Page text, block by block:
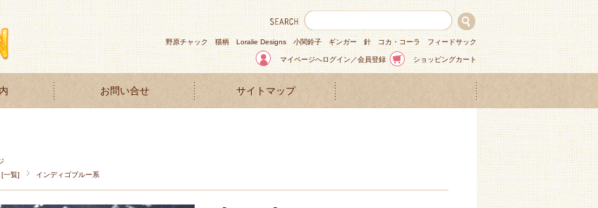
野原チャック 猫柄 Loralie Designs 小関鈴子 ギンガー 針 コカ・コーラ フィードサック
マイページへログイン／会員登録 ショッピングカート
お問い合せ サイトマップ
[一覧]
インディゴブルー系